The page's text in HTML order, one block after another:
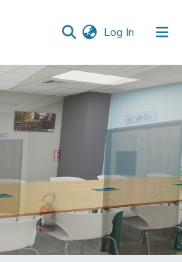
Log In (current)